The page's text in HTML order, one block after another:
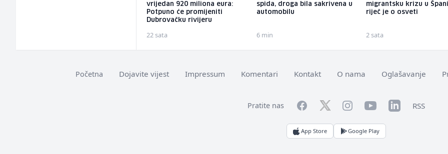
vrijedan 920 miliona eura:
Potpuno će promijeniti
Dubrovačku rivijeru
22 sata
spida, droga bila sakrivena u
automobilu
6 min
migrantsku krizu u
riječ je o osveti
2 sata
Početna Dojavite vijest Impressum Komentari Kontakt O nama Oglašavanje
Pratite nas FacebookTwitterInstagramYouTubeLinkedInRSS
App Store Google Play